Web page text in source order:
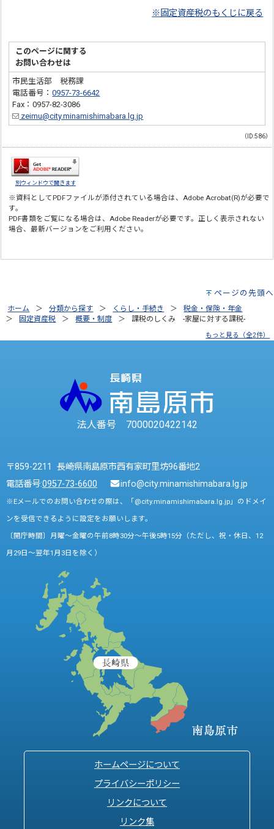
※固定資産税のもくじに戻る
このページに関する
お問い合わせは
市民生活部 税務課
電話番号：0957-73-6642
Fax：0957-82-3086
zeimu@city.minamishimabara.lg.jp
（ID:586）
別ウィンドウで開きます
※資料としてPDFファイルが添付されている場合は、Adobe Acrobat(R)が必要で
す。
PDF書類をご覧になる場合は、Adobe Readerが必要です。正しく表示されない
場合、最新バージョンをご利用ください。
ページの先頭へ
ホーム 分類から探す くらし・手続き
税金・保険・年金
固定資産税
概要・制度 課税のしくみ -家屋に対する課税-
もっと見る（全2件）
法人番号 7000020422142
〒859-2211 長崎県南島原市西有家町里坊96番地2
電話番号:0957-73-6600 info@city.minamishimabara.lg.jp
※Eメールでのお問い合わせの際は、「@city.minamishimabara.lg.jp」のドメイ
ンを受信できるように設定をお願いします。
〔開庁時間〕月曜～金曜の午前8時30分～午後5時15分（ただし、祝・休日、12
月29日～翌年1月3日を除く）
ホームページについて
プライバシーポリシー
リンクについて
リンク集